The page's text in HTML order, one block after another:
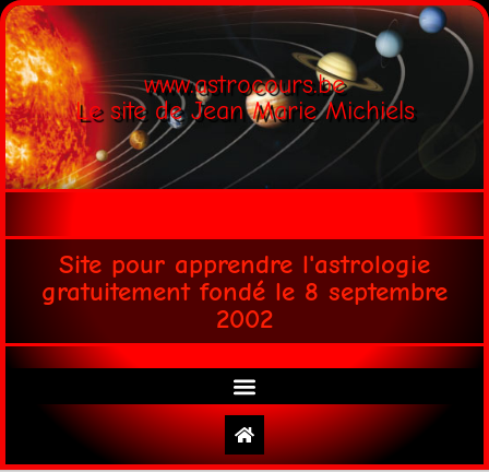
www.astrocours.be
Le site de Jean Marie Michiels
Site pour apprendre l'astrologie
gratuitement fondé le 8 septembre
2002